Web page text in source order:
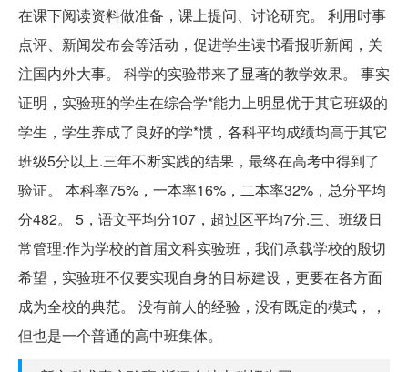
在课下阅读资料做准备，课上提问、讨论研究。 利用时事
点评、新闻发布会等活动，促进学生读书看报听新闻，关
注国内外大事。 科学的实验带来了显著的教学效果。 事实
证明，实验班的学生在综合学*能力上明显优于其它班级的
学生，学生养成了良好的学*惯，各科平均成绩均高于其它
班级5分以上.三年不断实践的结果，最终在高考中得到了
验证。 本科率75%，一本率16%，二本率32%，总分平均
分482。 5，语文平均分107，超过区平均7分.三、班级日
常管理:作为学校的首届文科实验班，我们承载学校的殷切
希望，实验班不仅要实现自身的目标建设，更要在各方面
成为全校的典范。 没有前人的经验，没有既定的模式，，
但也是一个普通的高中班集体。